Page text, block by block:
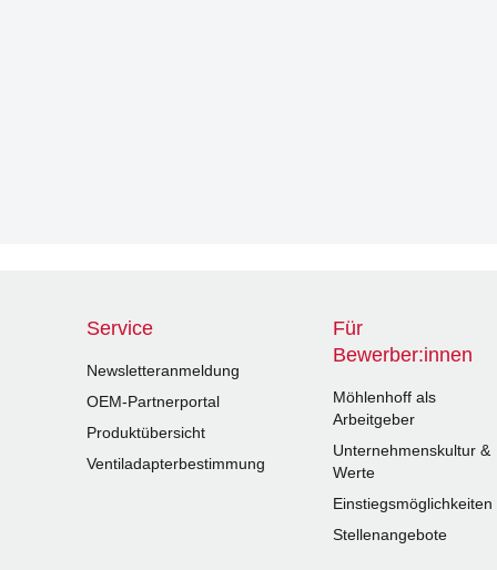
Service
Newsletteranmeldung
OEM-Partnerportal
Produktübersicht
Ventiladapterbestimmung
Für
Bewerber:innen
Möhlenhoff als
Arbeitgeber
Unternehmenskultur &
Werte
Einstiegsmöglichkeiten
Stellenangebote